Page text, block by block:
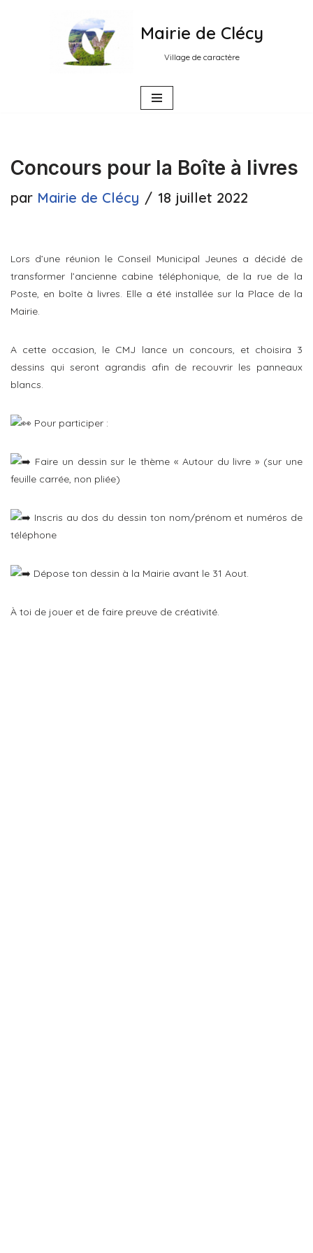
Mairie de Clécy
Village de caractère
Concours pour la Boîte à livres
par Mairie de Clécy 18 juillet 2022
Lors d’une réunion le Conseil Municipal Jeunes a décidé de
transformer l’ancienne cabine téléphonique, de la rue de la
Poste, en boîte à livres. Elle a été installée sur la Place de la
Mairie.
A cette occasion, le CMJ lance un concours, et choisira 3
dessins qui seront agrandis afin de recouvrir les panneaux
blancs.
Pour participer :
Faire un dessin sur le thème « Autour du livre » (sur une
feuille carrée, non pliée)
Inscris au dos du dessin ton nom/prénom et numéros de
téléphone
Dépose ton dessin à la Mairie avant le 31 Aout.
À toi de jouer et de faire preuve de créativité.